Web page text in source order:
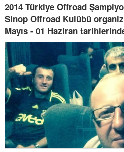
2014 Türkiye Offroad
Sinop Offroad Kulübü
Mayıs - 01 Haziran